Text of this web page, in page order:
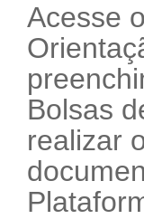
Acesse
Bolsas
realizar